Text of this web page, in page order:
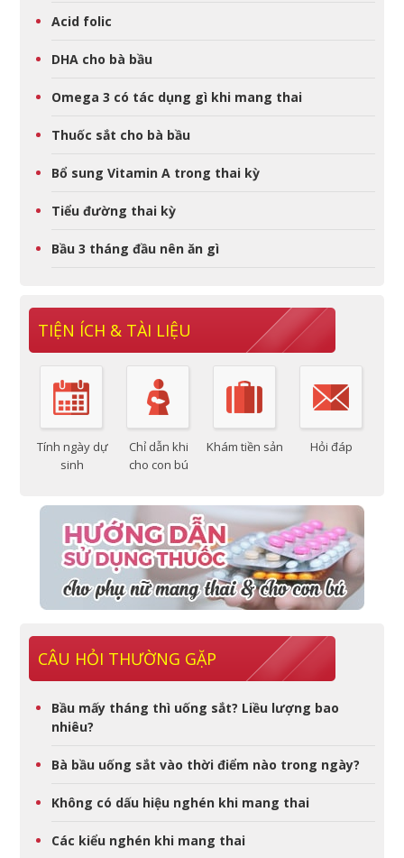
Acid folic
DHA cho bà bầu
Omega 3 có tác dụng gì khi mang thai
Thuốc sắt cho bà bầu
Bổ sung Vitamin A trong thai kỳ
Tiểu đường thai kỳ
Bầu 3 tháng đầu nên ăn gì
TIỆN ÍCH & TÀI LIỆU
Tính ngày dự
sinh
Chỉ dẫn khi
cho con bú
Khám tiền sản Hỏi đáp
CÂU HỎI THƯỜNG GẶP
Bầu mấy tháng thì uống sắt? Liều lượng bao
nhiêu?
Bà bầu uống sắt vào thời điểm nào trong ngày?
Không có dấu hiệu nghén khi mang thai
Các kiểu nghén khi mang thai